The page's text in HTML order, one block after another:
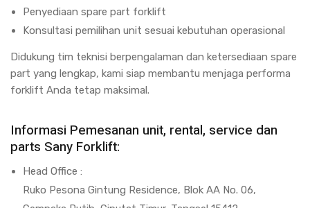
Penyediaan spare part forklift
Konsultasi pemilihan unit sesuai kebutuhan operasional
Didukung tim teknisi berpengalaman dan ketersediaan spare
part yang lengkap, kami siap membantu menjaga performa
forklift Anda tetap maksimal.
Informasi Pemesanan unit, rental, service dan
parts Sany Forklift:
Head Office :
Ruko Pesona Gintung Residence, Blok AA No. 06,